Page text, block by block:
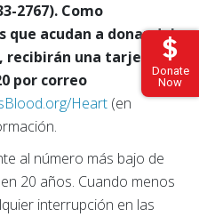
Donate
Now
2767). Como
acudan a donar del
recibirán una tarjeta de
por correo
Heart (en
al número más bajo de
20 años. Cuando menos
interrupción en las